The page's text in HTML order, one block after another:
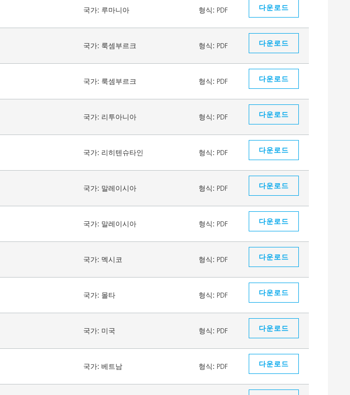
국가: 루마니아 형식: PDF 다운로드
국가: 룩셈부르크 형식: PDF 다운로드
국가: 룩셈부르크 형식: PDF 다운로드
국가: 리투아니아 형식: PDF 다운로드
국가: 리히텐슈타인 형식: PDF 다운로드
국가: 말레이시아 형식: PDF 다운로드
국가: 말레이시아 형식: PDF 다운로드
국가: 멕시코 형식: PDF 다운로드
국가: 몰타 형식: PDF 다운로드
국가: 미국 형식: PDF 다운로드
국가: 베트남 형식: PDF 다운로드